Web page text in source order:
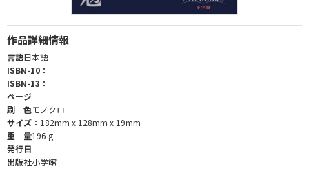
作品詳細情報
言語日本語
ISBN-10：
ISBN-13：
ページ
刷 色モノクロ
サイズ： 182mm x 128mm x 19mm
重 量196 g
発行日
出版社小学館